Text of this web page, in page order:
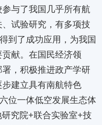
与了我国几乎所有航
试验研究，有多项技
到了成功应用，为我国
献。在国民经济领
，积极推进政产学研
建立具有南航特色
位一体低空发展生态体
究院+联合实验室+技